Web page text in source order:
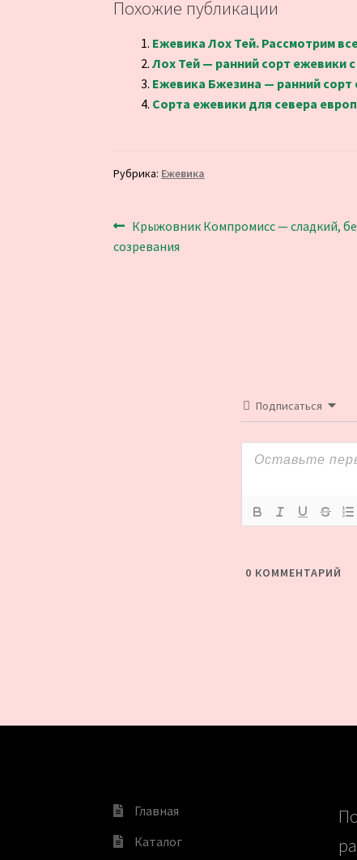
Похожие публикации
Ежевика Лох Тей. Рассмотрим
Лох Тей — ранний сорт ежевики
Ежевика Бжезина — ранний сорт
Сорта ежевики для севера
Рубрика: Ежевика
Навигация
по
Предыдущая
запись:
Крыжовник Компромисс — сладкий,
созревания
Подписаться
0 КОММЕНТАРИЙ
Главная
Каталог